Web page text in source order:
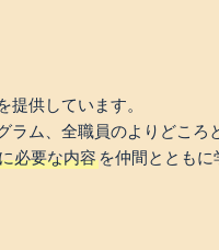
提供しています。
ラム、全職員のよりどころ
必要な内容 を仲間とともに